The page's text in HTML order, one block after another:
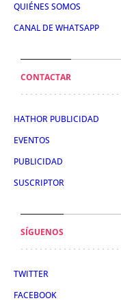
QUIÉNES SOMOS
CANAL DE WHATSAPP
CONTACTAR
HATHOR PUBLICIDAD
EVENTOS
PUBLICIDAD
SUSCRIPTOR
SÍGUENOS
TWITTER
FACEBOOK